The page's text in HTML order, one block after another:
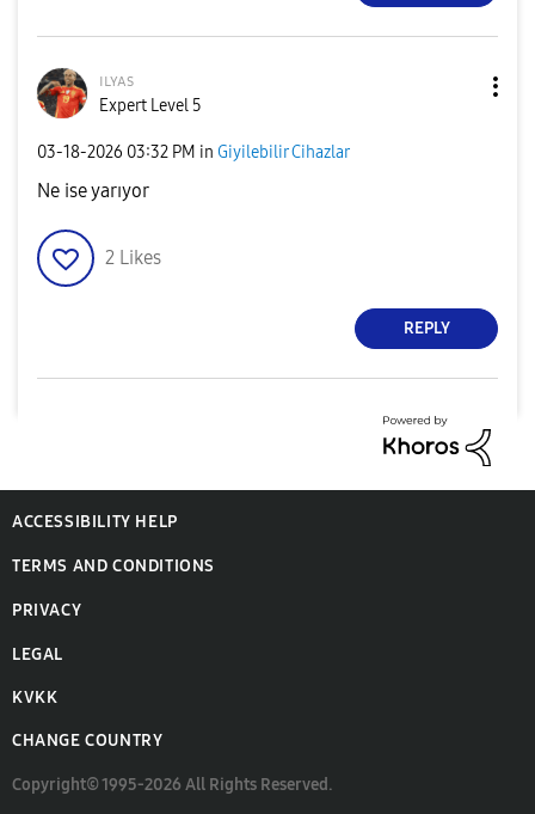
ɪʟʏᴀs
Expert Level 5
‎03-18-2026 03:32 PM in Giyilebilir Cihazlar
Ne ise yarıyor
2 Likes
REPLY
ACCESSIBILITY HELP
TERMS AND CONDITIONS
PRIVACY
LEGAL
KVKK
CHANGE COUNTRY
Copyright© 1995-2026 All Rights Reserved.